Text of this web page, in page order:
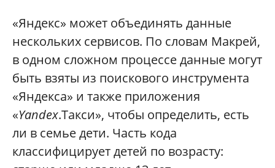
«Яндекс» может объединять данные
нескольких сервисов. По словам Макрей,
в одном сложном процессе данные могут
быть взяты из поискового инструмента
«Яндекса» и также приложения
«Yandex.Такси», чтобы определить, есть
ли в семье дети. Часть кода
классифицирует детей по возрасту: